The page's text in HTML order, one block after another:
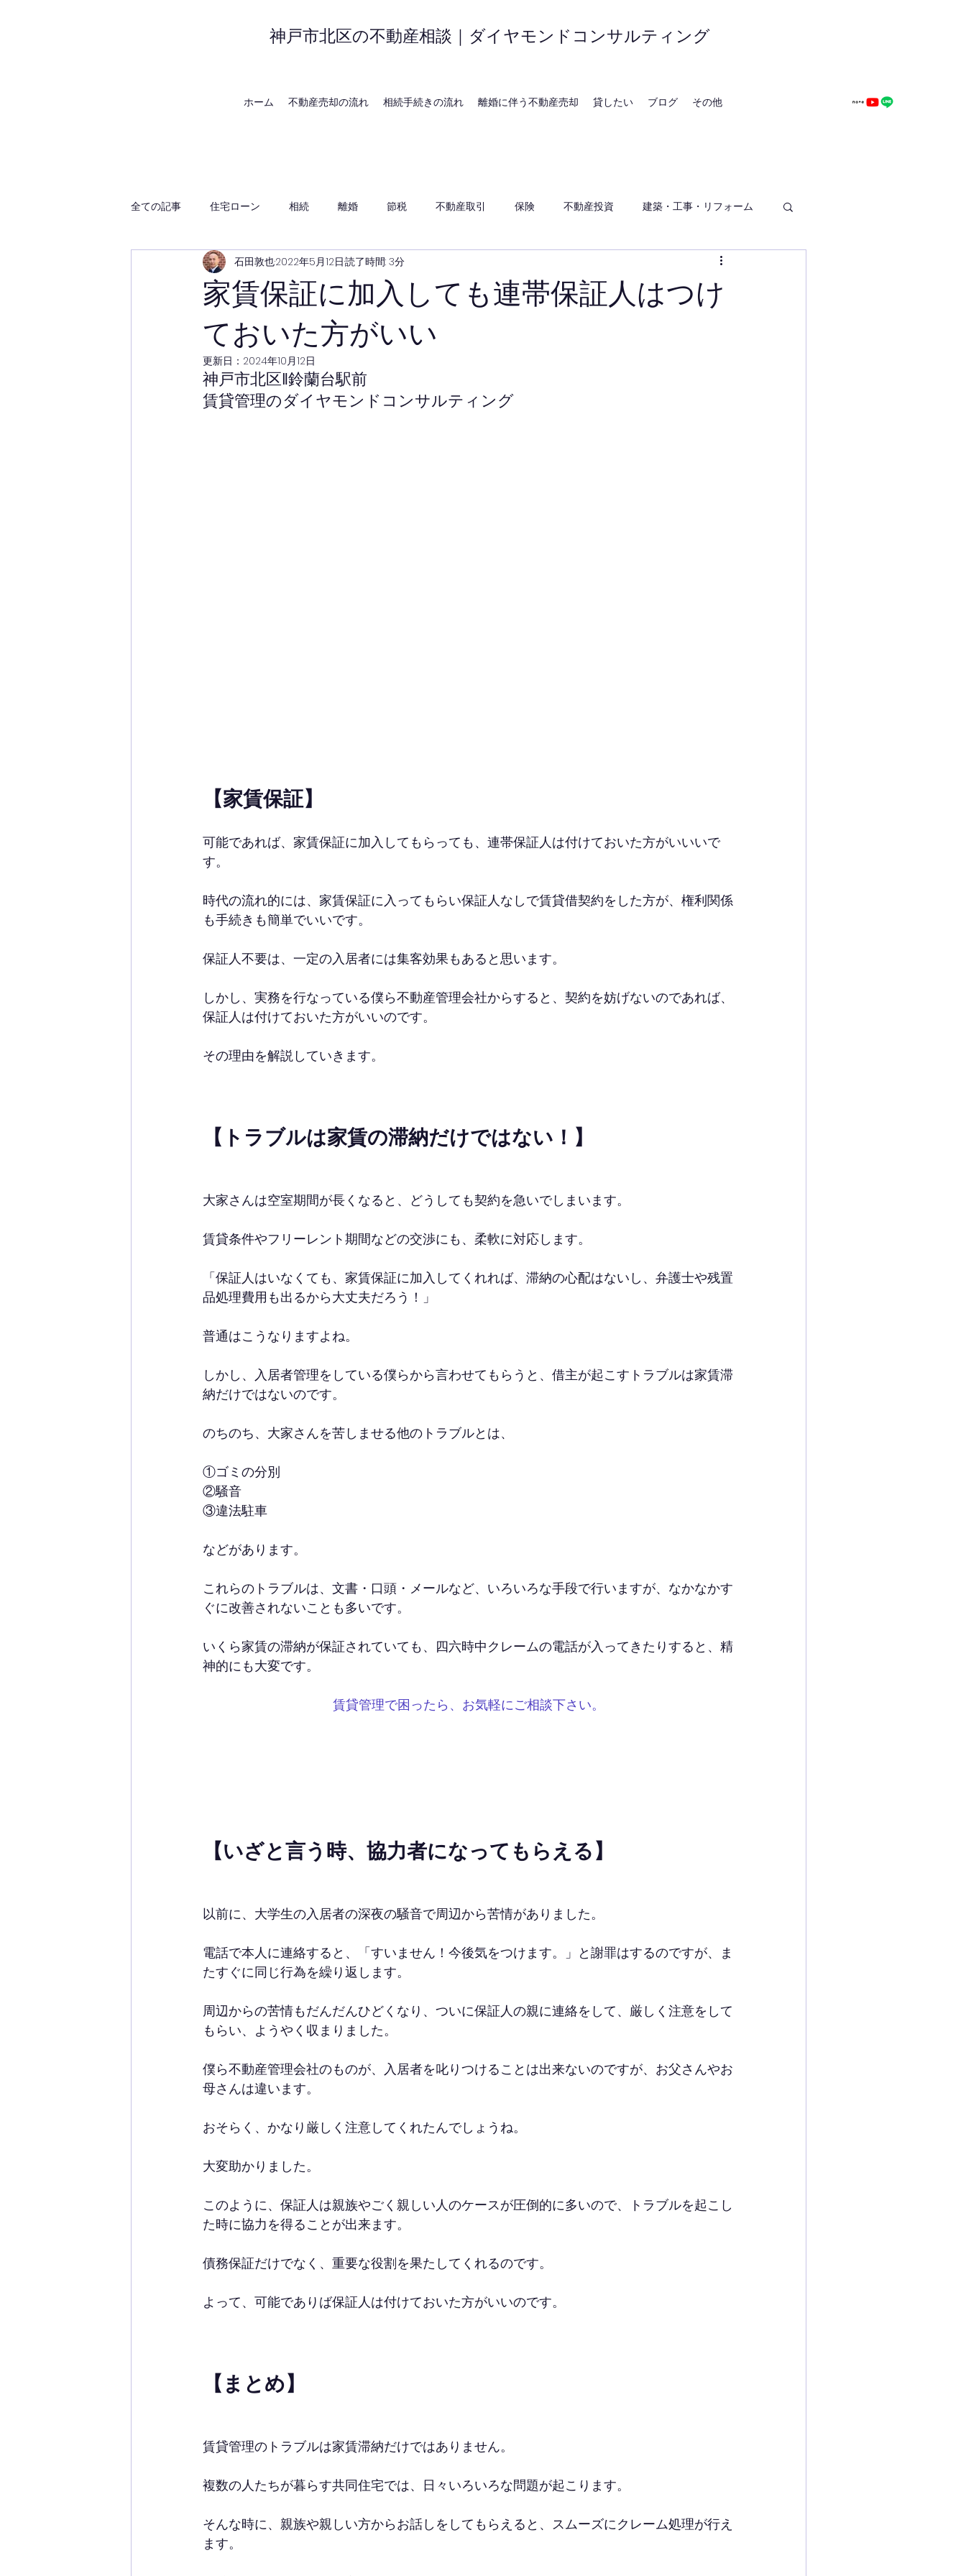
神戸市北区の不動産相談｜ダイヤモンドコンサルティング
ホーム 不動産売却の流れ 相続手続きの流れ 離婚に伴う不動産売却 貸したい ブログ その他
全ての記事 住宅ローン 相続 離婚 節税 不動産取引 保険 不動産投資 建築・工事・リフォーム
神戸の地域・時事
家賃保証に加入しても連帯保証人はつけ
ておいた方がいい
石田敦也2022年5月12日読了時間: 3分
更新日： 2024年10月12日
神戸市北区‖鈴蘭台駅前
賃貸管理のダイヤモンドコンサルティング
【家賃保証】
可能であれば、家賃保証に加入してもらっても、連帯保証人は付けておいた方がいいいで
す。
時代の流れ的には、家賃保証に入ってもらい保証人なしで賃貸借契約をした方が、権利関係
も手続きも簡単でいいです。
保証人不要は、一定の入居者には集客効果もあると思います。
しかし、実務を行なっている僕ら不動産管理会社からすると、契約を妨げないのであれば、
保証人は付けておいた方がいいのです。
その理由を解説していきます。
【トラブルは家賃の滞納だけではない！】
大家さんは空室期間が長くなると、どうしても契約を急いでしまいます。
賃貸条件やフリーレント期間などの交渉にも、柔軟に対応します。
「保証人はいなくても、家賃保証に加入してくれれば、滞納の心配はないし、弁護士や残置
品処理費用も出るから大丈夫だろう！」
普通はこうなりますよね。
しかし、入居者管理をしている僕らから言わせてもらうと、借主が起こすトラブルは家賃滞
納だけではないのです。
のちのち、大家さんを苦しませる他のトラブルとは、
①ゴミの分別
②騒音
③違法駐車
などがあります。
これらのトラブルは、文書・口頭・メールなど、いろいろな手段で行いますが、なかなかす
ぐに改善されないことも多いです。
いくら家賃の滞納が保証されていても、四六時中クレームの電話が入ってきたりすると、精
神的にも大変です。
賃貸管理で困ったら、お気軽にご相談下さい。
【いざと言う時、協力者になってもらえる】
以前に、大学生の入居者の深夜の騒音で周辺から苦情がありました。
電話で本人に連絡すると、「すいません！今後気をつけます。」と謝罪はするのですが、ま
たすぐに同じ行為を繰り返します。
周辺からの苦情もだんだんひどくなり、ついに保証人の親に連絡をして、厳しく注意をして
もらい、ようやく収まりました。
僕ら不動産管理会社のものが、入居者を叱りつけることは出来ないのですが、お父さんやお
母さんは違います。
おそらく、かなり厳しく注意してくれたんでしょうね。
大変助かりました。
このように、保証人は親族やごく親しい人のケースが圧倒的に多いので、トラブルを起こし
た時に協力を得ることが出来ます。
債務保証だけでなく、重要な役割を果たしてくれるのです。
よって、可能でありば保証人は付けておいた方がいいのです。
【まとめ】
賃貸管理のトラブルは家賃滞納だけではありません。
複数の人たちが暮らす共同住宅では、日々いろいろな問題が起こります。
そんな時に、親族や親しい方からお話しをしてもらえると、スムーズにクレーム処理が行え
ます。